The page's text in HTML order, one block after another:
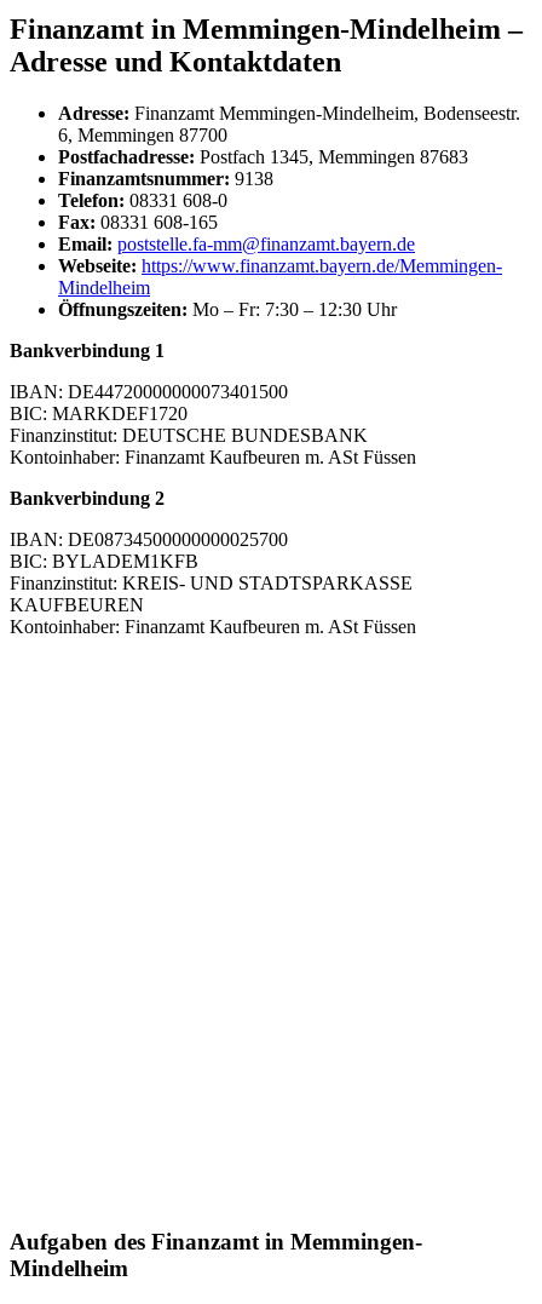
Finanzamt in Memmingen-Mindelheim –
Adresse und Kontaktdaten
Adresse: Finanzamt Memmingen-Mindelheim, Bodenseestr.
6, Memmingen 87700
Postfachadresse: Postfach 1345, Memmingen 87683
Finanzamtsnummer: 9138
Telefon: 08331 608-0
Fax: 08331 608-165
Email: poststelle.fa-mm@finanzamt.bayern.de
Webseite: https://www.finanzamt.bayern.de/Memmingen-
Mindelheim
Öffnungszeiten: Mo – Fr: 7:30 – 12:30 Uhr
Bankverbindung 1
IBAN: DE44720000000073401500
BIC: MARKDEF1720
Finanzinstitut: DEUTSCHE BUNDESBANK
Kontoinhaber: Finanzamt Kaufbeuren m. ASt Füssen
Bankverbindung 2
IBAN: DE08734500000000025700
BIC: BYLADEM1KFB
Finanzinstitut: KREIS- UND STADTSPARKASSE
KAUFBEUREN
Kontoinhaber: Finanzamt Kaufbeuren m. ASt Füssen
Aufgaben des Finanzamt in Memmingen-
Mindelheim